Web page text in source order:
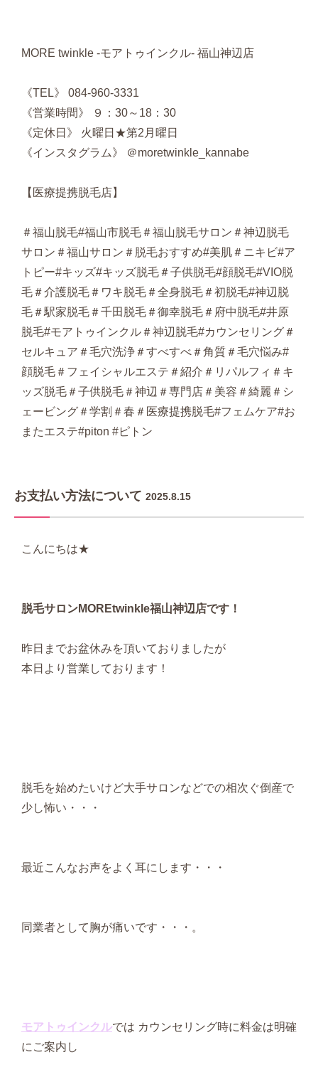
MORE twinkle -モアトゥインクル- 福山神辺店
《TEL》 084-960-3331
《営業時間》 ９：30～18：30
《定休日》 火曜日★第2月曜日
《インスタグラム》 ＠moretwinkle_kannabe
【医療提携脱毛店】
＃福山脱毛#福山市脱毛＃福山脱毛サロン＃神辺脱毛
サロン＃福山サロン＃脱毛おすすめ#美肌＃ニキビ#ア
トピー#キッズ#キッズ脱毛＃子供脱毛#顔脱毛#VIO脱
毛＃介護脱毛＃ワキ脱毛＃全身脱毛＃初脱毛#神辺脱
毛＃駅家脱毛＃千田脱毛＃御幸脱毛＃府中脱毛#井原
脱毛#モアトゥインクル＃神辺脱毛#カウンセリング＃
セルキュア＃毛穴洗浄＃すべすべ＃角質＃毛穴悩み#
顔脱毛＃フェイシャルエステ＃紹介＃リパルフィ＃キ
ッズ脱毛＃子供脱毛＃神辺＃専門店＃美容＃綺麗＃シ
ェービング＃学割＃春＃医療提携脱毛#フェムケア#お
またエステ#piton #ピトン
お支払い方法について 2025.8.15
こんにちは★
脱毛サロンMOREtwinkle福山神辺店です！
昨日までお盆休みを頂いておりましたが
本日より営業しております！
脱毛を始めたいけど大手サロンなどでの相次ぐ倒産で
少し怖い・・・
最近こんなお声をよく耳にします・・・
同業者として胸が痛いです・・・。
モアトゥインクルでは カウンセリング時に料金は明確
にご案内し